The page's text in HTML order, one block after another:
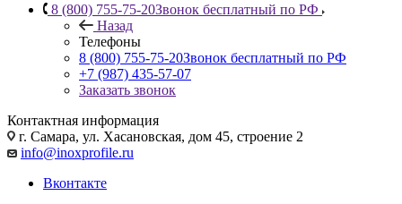
8 (800) 755-75-20Звонок бесплатный по РФ
Назад
Телефоны
8 (800) 755-75-20Звонок бесплатный по РФ
+7 (987) 435-57-07
Заказать звонок
Контактная информация
г. Самара, ул. Хасановская, дом 45, строение 2
info@inoxprofile.ru
Вконтакте